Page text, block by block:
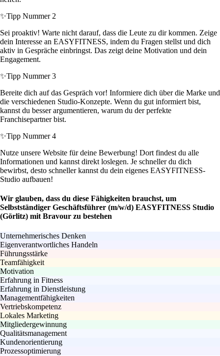
✨Tipp Nummer 2
Sei proaktiv! Warte nicht darauf, dass die Leute zu dir kommen. Zeige
dein Interesse an EASYFITNESS, indem du Fragen stellst und dich
aktiv in Gespräche einbringst. Das zeigt deine Motivation und dein
Engagement.
✨Tipp Nummer 3
Bereite dich auf das Gespräch vor! Informiere dich über die Marke und
die verschiedenen Studio-Konzepte. Wenn du gut informiert bist,
kannst du besser argumentieren, warum du der perfekte
Franchisepartner bist.
✨Tipp Nummer 4
Nutze unsere Website für deine Bewerbung! Dort findest du alle
Informationen und kannst direkt loslegen. Je schneller du dich
bewirbst, desto schneller kannst du dein eigenes EASYFITNESS-
Studio aufbauen!
Wir glauben, dass du diese Fähigkeiten brauchst, um
Selbstständiger Geschäftsführer (m/w/d) EASYFITNESS Studio
(Görlitz) mit Bravour zu bestehen
Unternehmerisches Denken
Eigenverantwortliches Handeln
Führungsstärke
Teamfähigkeit
Motivation
Erfahrung in Fitness
Erfahrung in Dienstleistung
Managementfähigkeiten
Vertriebskompetenz
Lokales Marketing
Mitgliedergewinnung
Qualitätsmanagement
Kundenorientierung
Prozessoptimierung